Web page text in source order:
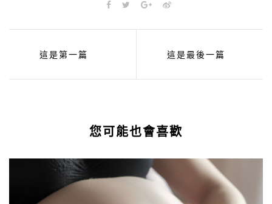
這是第一篇 這是最後一篇
您可能也會喜歡